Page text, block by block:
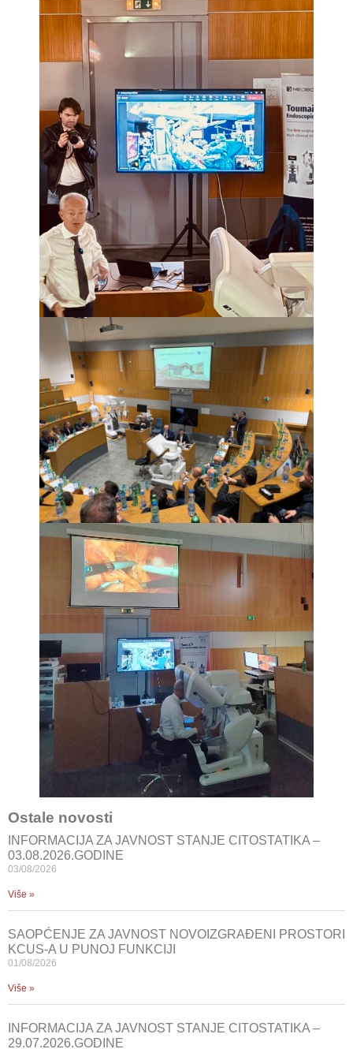
Ostale novosti
INFORMACIJA ZA JAVNOST STANJE CITOSTATIKA –
03.08.2026.GODINE
03/08/2026
Više »
SAOPĆENJE ZA JAVNOST NOVOIZGRAĐENI PROSTORI
KCUS-A U PUNOJ FUNKCIJI
01/08/2026
Više »
INFORMACIJA ZA JAVNOST STANJE CITOSTATIKA –
29.07.2026.GODINE